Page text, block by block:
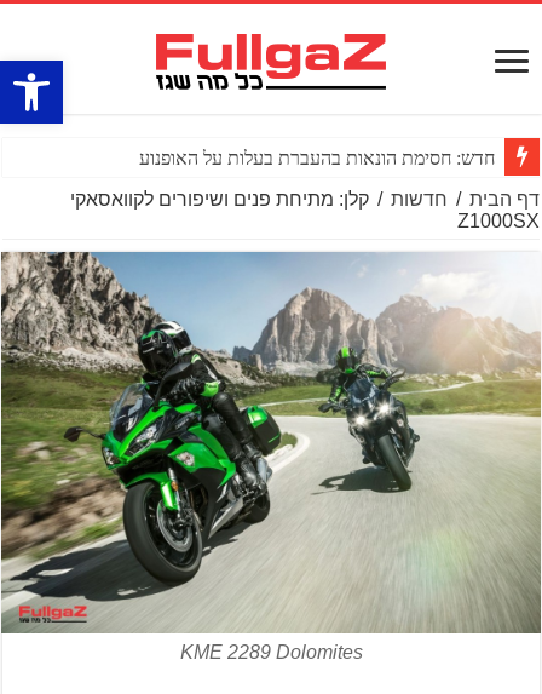
פתח
חדש: חסימת הונאות בהעברת בעלות על האופנוע
דף הבית / חדשות / קלן: מתיחת פנים ושיפורים לקוואסאקי
Z1000SX
KME 2289 Dolomites